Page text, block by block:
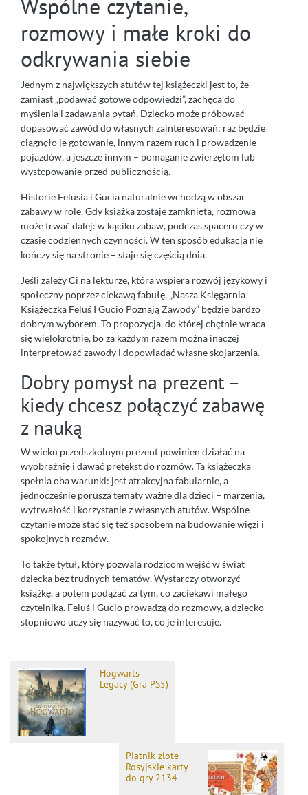
Wspólne czytanie,
rozmowy i małe kroki do
odkrywania siebie
Jednym z największych atutów tej książeczki jest to, że
zamiast „podawać gotowe odpowiedzi”, zachęca do
myślenia i zadawania pytań. Dziecko może próbować
dopasować zawód do własnych zainteresowań: raz będzie
ciągnęło je gotowanie, innym razem ruch i prowadzenie
pojazdów, a jeszcze innym – pomaganie zwierzętom lub
występowanie przed publicznością.
Historie Felusia i Gucia naturalnie wchodzą w obszar
zabawy w role. Gdy książka zostaje zamknięta, rozmowa
może trwać dalej: w kąciku zabaw, podczas spaceru czy w
czasie codziennych czynności. W ten sposób edukacja nie
kończy się na stronie – staje się częścią dnia.
Jeśli zależy Ci na lekturze, która wspiera rozwój językowy i
społeczny poprzez ciekawą fabułę, „Nasza Księgarnia
Książeczka Feluś I Gucio Poznają Zawody” będzie bardzo
dobrym wyborem. To propozycja, do której chętnie wraca
się wielokrotnie, bo za każdym razem można inaczej
interpretować zawody i dopowiadać własne skojarzenia.
Dobry pomysł na prezent –
kiedy chcesz połączyć zabawę
z nauką
W wieku przedszkolnym prezent powinien działać na
wyobraźnię i dawać pretekst do rozmów. Ta książeczka
spełnia oba warunki: jest atrakcyjna fabularnie, a
jednocześnie porusza tematy ważne dla dzieci – marzenia,
wytrwałość i korzystanie z własnych atutów. Wspólne
czytanie może stać się też sposobem na budowanie więzi i
spokojnych rozmów.
To także tytuł, który pozwala rodzicom wejść w świat
dziecka bez trudnych tematów. Wystarczy otworzyć
książkę, a potem podążać za tym, co zaciekawi małego
czytelnika. Feluś i Gucio prowadzą do rozmowy, a dziecko
stopniowo uczy się nazywać to, co je interesuje.
Hogwarts
Legacy (Gra PS5)
Piatnik zlote
Rosyjskie karty
do gry 2134